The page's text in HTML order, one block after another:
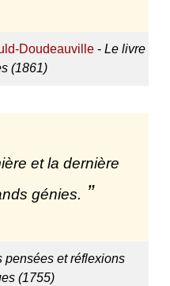
Doudeauville- Le livre
(1861)
et la dernière
génies.
pensées et réflexions
(1755)